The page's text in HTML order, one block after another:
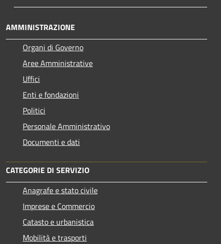
AMMINISTRAZIONE
Organi di Governo
Aree Amministrative
Uffici
Enti e fondazioni
Politici
Personale Amministrativo
Documenti e dati
CATEGORIE DI SERVIZIO
Anagrafe e stato civile
Imprese e Commercio
Catasto e urbanistica
Mobilità e trasporti